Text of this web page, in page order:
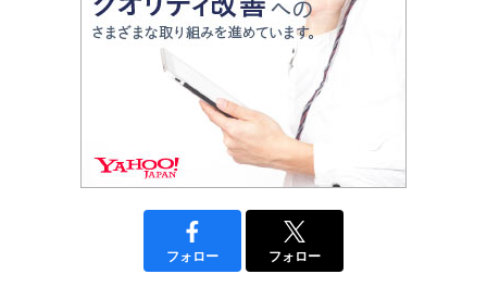
フォロー フォロー